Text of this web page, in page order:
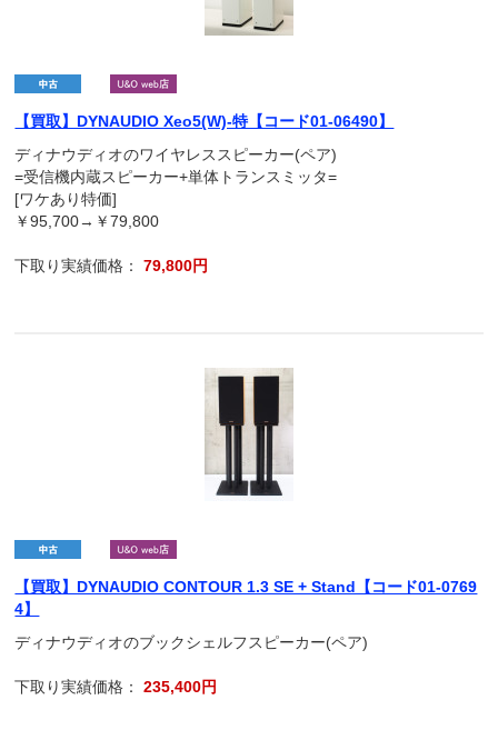
【買取】DYNAUDIO Xeo5(W)-特【コード01-06490】
ディナウディオのワイヤレススピーカー(ペア)
=受信機内蔵スピーカー+単体トランスミッタ=
[ワケあり特価]
￥95,700→￥79,800
下取り実績価格：79,800円
【買取】DYNAUDIO CONTOUR 1.3 SE + Stand【コード01-0769
4】
ディナウディオのブックシェルフスピーカー(ペア)
下取り実績価格：235,400円